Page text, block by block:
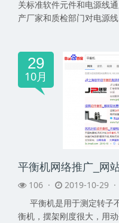
关标准软件元件和电源线
产厂家和质检部门对电源
29
10月
106 · 2019-10-29 ·
平衡机是用于测定转子
衡机，摆架刚度很大，用